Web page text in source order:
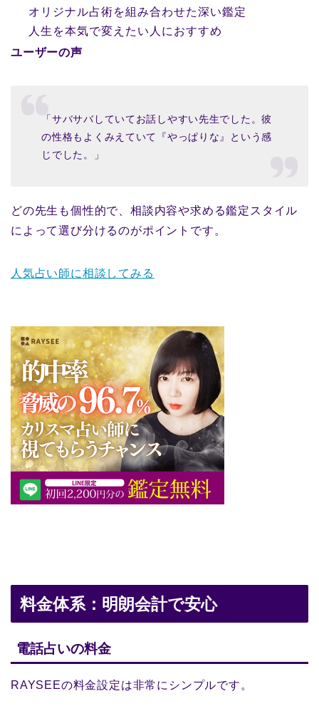
オリジナル占術を組み合わせた深い鑑定
人生を本気で変えたい人におすすめ
ユーザーの声
「サバサバしていてお話しやすい先生でした。彼
の性格もよくみえていて『やっぱりな』という感
じでした。」
どの先生も個性的で、相談内容や求める鑑定スタイル
によって選び分けるのがポイントです。
人気占い師に相談してみる
料金体系：明朗会計で安心
電話占いの料金
RAYSEEの料金設定は非常にシンプルです。